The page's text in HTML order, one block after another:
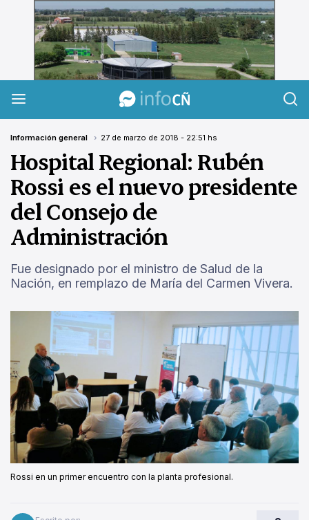
InfoCañuelas
Información general 27 de marzo de 2018 - 22:51 hs
Hospital Regional: Rubén
Rossi es el nuevo presidente
del Consejo de
Administración
Fue designado por el ministro de Salud de la
Nación, en remplazo de María del Carmen Vivera.
Rossi en un primer encuentro con la planta profesional.